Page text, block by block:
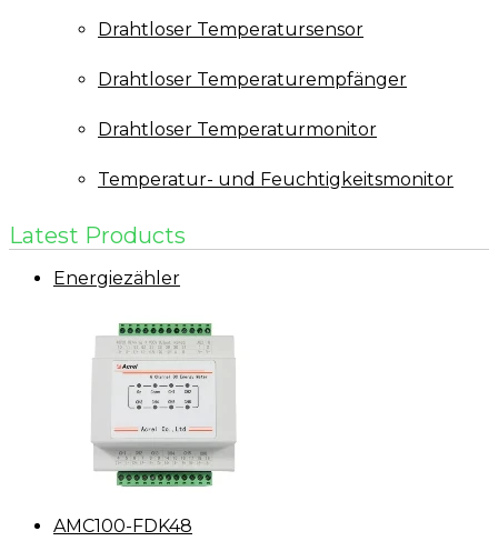
Drahtloser Temperatursensor
Drahtloser Temperaturempfänger
Drahtloser Temperaturmonitor
Temperatur- und Feuchtigkeitsmonitor
Latest Products
Energiezähler
AMC100-FDK48